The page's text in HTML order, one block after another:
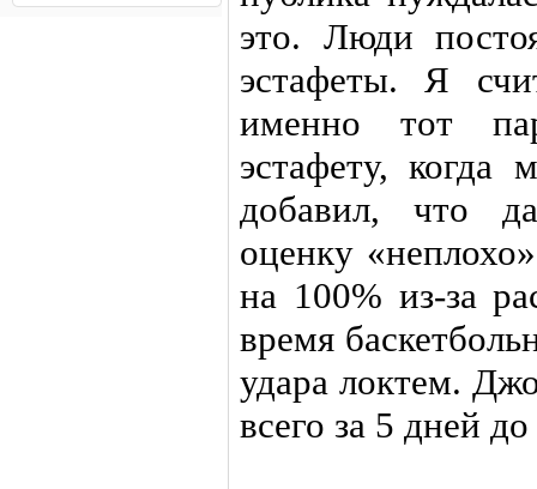
это. Люди
эстафеты. Я
именно тот
эстафету,
добавил, что
оценку
на 100% из-за
время
удара локтем.
всего за 5 дней